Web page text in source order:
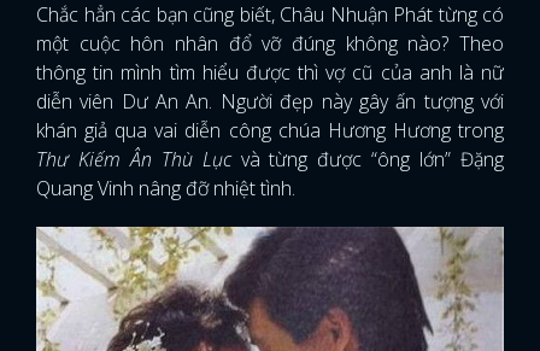
Chắc hẳn các bạn cũng biết, Châu Nhuận Phát từng có
một cuộc hôn nhân đổ vỡ đúng không nào? Theo
thông tin mình tìm hiểu được thì vợ cũ của anh là nữ
diễn viên Dư An An. Người đẹp này gây ấn tượng với
khán giả qua vai diễn công chúa Hương Hương trong
Thư Kiếm Ân Thù Lụcvà từng được “ông lớn” Đặng
Quang Vinh nâng đỡ nhiệt tình.